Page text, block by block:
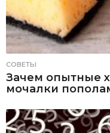
СОВЕТЫ
Зачем опытные
мочалки